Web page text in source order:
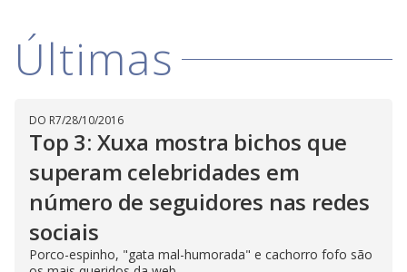
i
d
e
o
Últimas
DO R7/28/10/2016
Top 3: Xuxa mostra bichos que
superam celebridades em
número de seguidores nas redes
sociais
Porco-espinho, "gata mal-humorada" e cachorro fofo são